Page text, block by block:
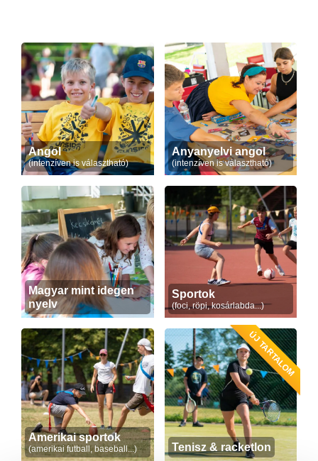
Angol
(intenzíven is választható)
Anyanyelvi angol
(intenzíven is választható)
Magyar mint idegen
nyelv
Sportok
(foci, röpi, kosárlabda...)
Amerikai sportok
(amerikai futball, baseball...)
ÚJ TARTALOM
Tenisz & racketlon